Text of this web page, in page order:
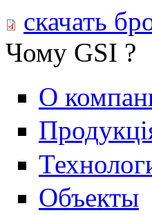
скачать
Чому GSI ?
О
Объекты